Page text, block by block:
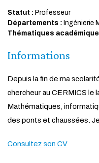
Statut : Professeur
Départements : Ingénierie
Thématiques
Informations
Depuis la fin de ma
chercheur au CERMICS le
Mathématiques,
des ponts et chaussées.
Consultez son CV